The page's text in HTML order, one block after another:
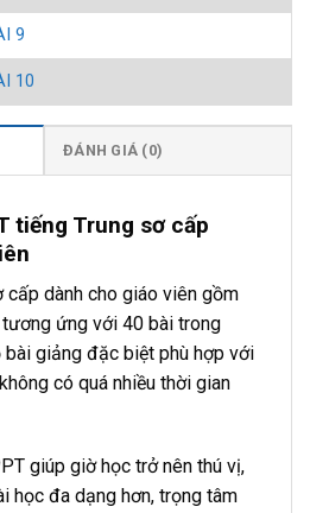
9
10
ĐÁNH GIÁ (0)
tiếng Trung sơ cấp
cấp dành cho giáo viên gồm
ứng với 40 bài trong
giảng đặc biệt phù hợp với
có quá nhiều thời gian
giúp giờ học trở nên thú vị,
học đa dạng hơn, trọng tâm